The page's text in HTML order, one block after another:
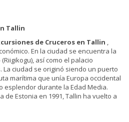
Tallin
de Cruceros en Tallin ,
En la ciudad se encuentra la
así como el palacio
ciudad se originó siendo un puerto
marítima que unía Europa occidental
esplendor durante la Edad Media.
Estonia en 1991, Tallin ha vuelto a